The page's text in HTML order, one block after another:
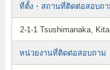
ที่ตั้ง・สถานที่ติดต่อสอบถ
2-1-1 Tsushimanaka,
หน่วยงานที่ติดต่อสอบถาม